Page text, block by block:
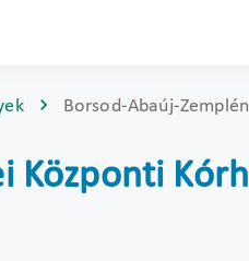
Borsod-Abaúj-
Központi